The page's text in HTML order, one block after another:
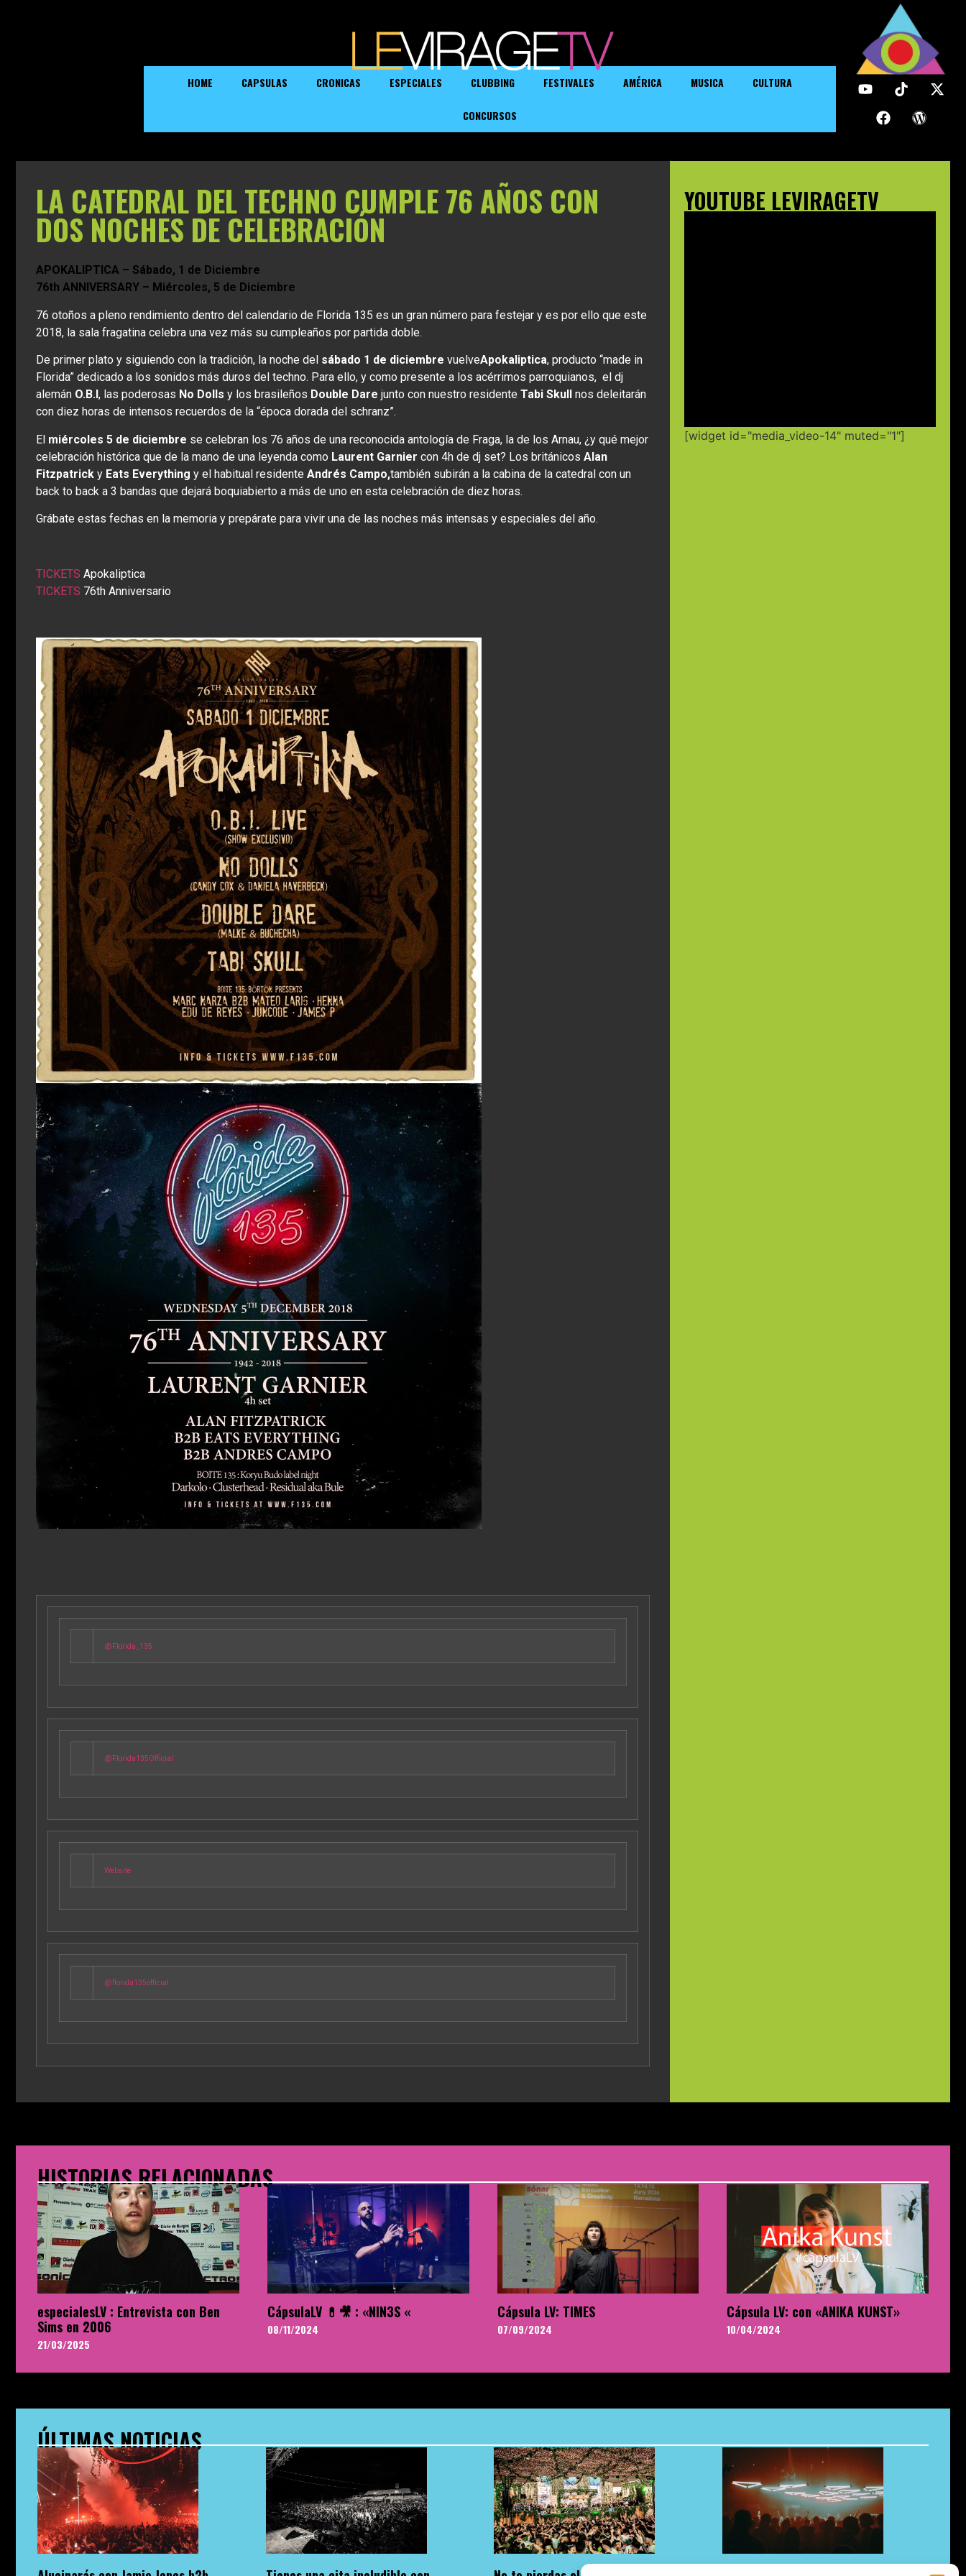
HOME CAPSULAS CRONICAS ESPECIALES CLUBBING FESTIVALES AMÉRICA MUSICA CULTURA
CONCURSOS
LA CATEDRAL DEL TECHNO CUMPLE 76 AÑOS CON
DOS NOCHES DE CELEBRACIÓN
APOKALIPTICA – Sábado, 1 de Diciembre
76th ANNIVERSARY – Miércoles, 5 de Diciembre
76 otoños a pleno rendimiento dentro del calendario de Florida 135 es un gran número para festejar y es por ello que este
2018, la sala fragatina celebra una vez más su cumpleaños por partida doble.
De primer plato y siguiendo con la tradición, la noche del sábado 1 de diciembre vuelveApokaliptica, producto “made in
Florida” dedicado a los sonidos más duros del techno. Para ello, y como presente a los acérrimos parroquianos, el dj
alemán O.B.I, las poderosas No Dolls y los brasileños Double Dare junto con nuestro residente Tabi Skull nos deleitarán
con diez horas de intensos recuerdos de la “época dorada del schranz”.
El miércoles 5 de diciembre se celebran los 76 años de una reconocida antología de Fraga, la de los Arnau, ¿y qué mejor
celebración histórica que de la mano de una leyenda como Laurent Garnier con 4h de dj set? Los británicos Alan
Fitzpatrick y Eats Everything y el habitual residente Andrés Campo,también subirán a la cabina de la catedral con un
back to back a 3 bandas que dejará boquiabierto a más de uno en esta celebración de diez horas.
Grábate estas fechas en la memoria y prepárate para vivir una de las noches más intensas y especiales del año.
TICKETS Apokaliptica
TICKETS 76th Anniversario
@Florida_135
@Florida135Official
Website
@florida135official
YOUTUBE LEVIRAGETV
[widget id="media_video-14" muted="1"]
HISTORIAS RELACIONADAS
especialesLV : Entrevista con Ben
Sims en 2006
21/03/2025
CápsulaLV 💊🎥 : «NIN3S «
08/11/2024
Cápsula LV: TIMES
07/09/2024
Cápsula LV: con «ANIKA KUNST»
10/04/2024
ÚLTIMAS NOTICIAS